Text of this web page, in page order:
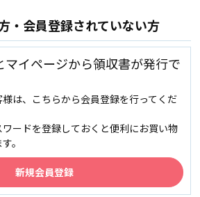
・会員登録されていない方
イページから領収書が発行で
は、こちらから会員登録を行ってくだ
ードを登録しておくと便利にお買い物
。